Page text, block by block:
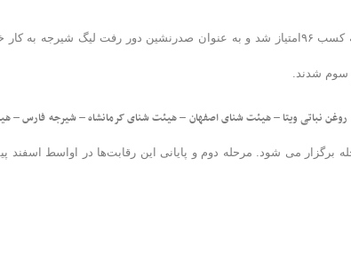
در پایان این مرحله تیم هما اکسپرس با ترکیب شهنام نظرپور و حمید کریمی موفق به کسب ۹۶امتیاز شد و به عنوان صدرنشین دور رفت لیگ شیرجه به
نباتی ویتا – هیئت شنای اصفهان – هیئت شنای کرمانشاه – شیرجه فارس –
برگزار می شود. مرحله دوم و پایانی این رقابت‌ها در اواسط اسفند